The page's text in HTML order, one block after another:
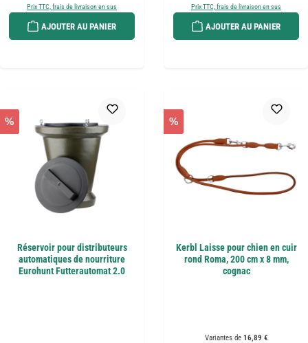
Prix TTC, frais de livraison en sus
AJOUTER AU PANIER
Prix TTC, frais de livraison en sus
AJOUTER AU PANIER
%
Réservoir pour distributeurs
automatiques de nourriture
Eurohunt Futterautomat 2.0
%
Kerbl Laisse pour chien en cuir
rond Roma, 200 cm x 8 mm,
cognac
Variantes de16,89 €